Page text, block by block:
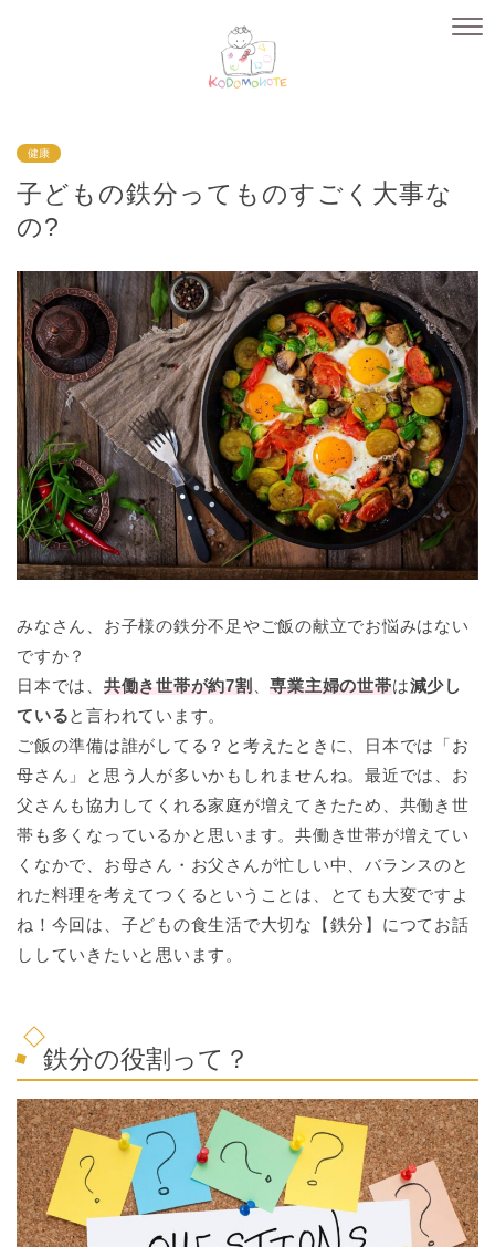
健康
子どもの鉄分ってものすごく大事な
の?
みなさん、お子様の鉄分不足やご飯の献立でお悩みはない
ですか？
日本では、 共働き世帯が約7割 、専業主婦の世帯は減少し
ていると言われています。
ご飯の準備は誰がしてる？と考えたときに、日本では「お
母さん」と思う人が多いかもしれませんね。最近では、お
父さんも協力してくれる家庭が増えてきたため、共働き世
帯も多くなっているかと思います。共働き世帯が増えてい
くなかで、お母さん・お父さんが忙しい中、バランスのと
れた料理を考えてつくるということは、とても大変ですよ
ね！今回は、子どもの食生活で大切な【鉄分】につてお話
ししていきたいと思います。
鉄分の役割って？